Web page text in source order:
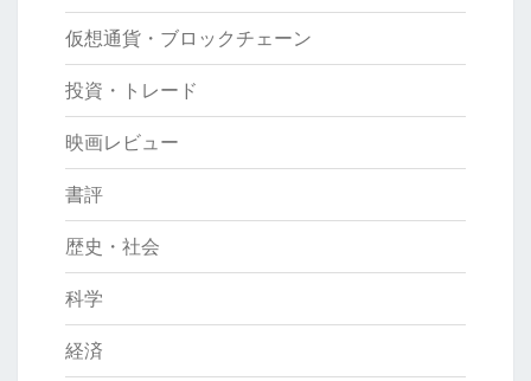
仮想通貨・ブロックチェーン
投資・トレード
映画レビュー
書評
歴史・社会
科学
経済